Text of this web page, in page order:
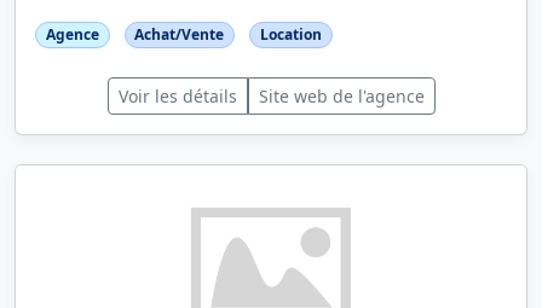
Agence Achat/Vente Location
Voir les détails Site web de l'agence